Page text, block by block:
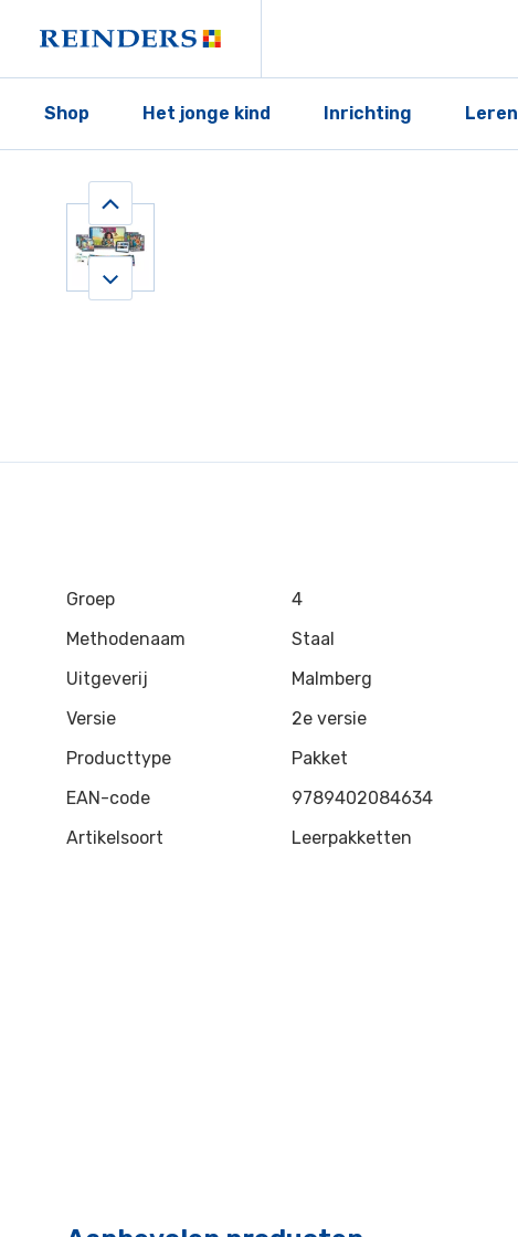
Shop Het jonge kind Inrichting Leren
Groep
4
Methodenaam
Staal
Uitgeverij
Malmberg
Versie
2e versie
Producttype
Pakket
EAN-code
9789402084634
Artikelsoort
Leerpakketten